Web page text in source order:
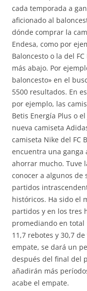
cada temporada a
aficionado al
dónde comprar la
Endesa, como por
Baloncesto o la del
más abajo. Por
baloncesto» en el
5500 resultados. En
por ejemplo, las
Betis Energía Plus o
nueva camiseta
camiseta Nike del FC
encuentra una
ahorrar mucho. Tuve
conocer a algunos de
partidos
históricos. Ha sido el
partidos y en los tres
promediando en total
11,7 rebotes y 30,7
empate, se dará un
después del final del
añadirán más
acabe el empate.